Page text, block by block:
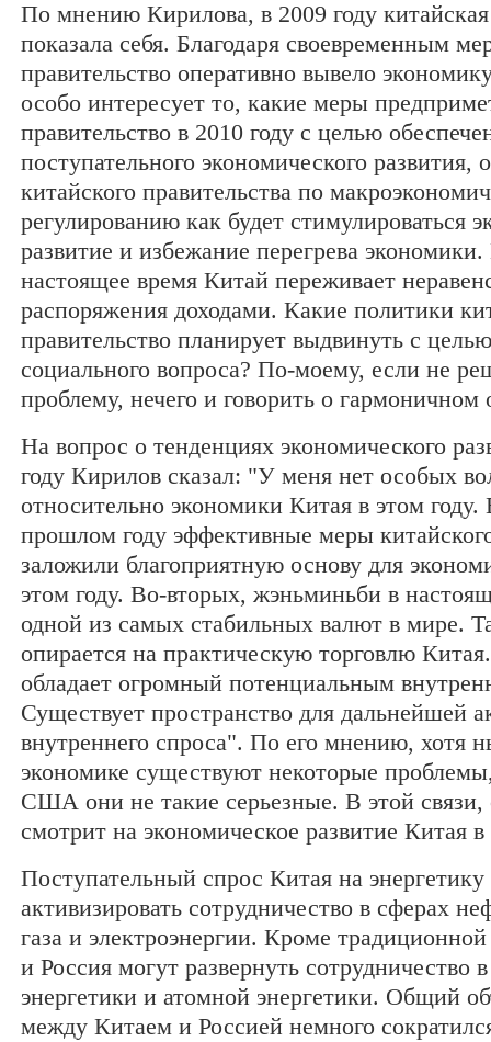
По мнению Кирилова, в 2009 году
показала себя. Благодаря своевременным
правительство оперативно вывело
особо интересует то, какие меры
правительство в 2010 году с целью
поступательного экономического развития,
китайского правительства по
регулированию как будет стимулироваться
развитие и избежание перегрева
настоящее время Китай переживает
распоряжения доходами. Какие политики
правительство планирует выдвинуть с
социального вопроса? По-моему, если не
проблему, нечего и говорить о гармоничном
На вопрос о тенденциях экономического
году Кирилов сказал: "У меня нет особых
относительно экономики Китая в этом
прошлом году эффективные меры
заложили благоприятную основу для
этом году. Во-вторых, жэньминьби в
одной из самых стабильных валют в мире.
опирается на практическую торговлю
обладает огромный потенциальным
Существует пространство для дальнейшей
внутреннего спроса". По его мнению, хотя
экономике существуют некоторые
США они не такие серьезные. В этой связи,
смотрит на экономическое развитие Китая в
Поступательный спрос Китая на энергетику
активизировать сотрудничество в сферах
газа и электроэнергии. Кроме
и Россия могут развернуть сотрудничество
энергетики и атомной энергетики. Общий
между Китаем и Россией немного